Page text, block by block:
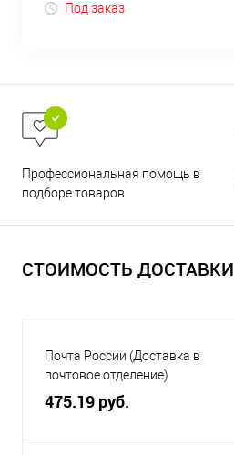
Под заказ
Профессиональная помощь в
подборе товаров
СТОИМОСТЬ ДОСТАВКИ
Почта России (Доставка в
почтовое отделение)
475.19 руб.